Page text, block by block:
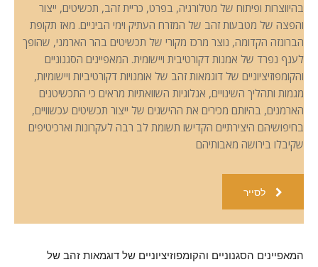
בהיווצרות ופיתוח של מטלורגיה, בפרט, כריית זהב, תכשיטים, ייצור
והפצה של מטבעות זהב של המזרח העתיק וימי הביניים. מאז תקופת
הברונזה הקדומה, נוצר מרכז מקורי של תכשיטים בהר הארמני, שהופך
לענף נפרד של אמנות דקורטיבית ויישומית. המאפיינים הסגנוניים
והקומפוזיציוניים של דוגמאות זהב של אומנויות דקורטיביות ויישומיות,
מגמות ותהליך השינויים, אנלוגיות השוואתיות מראים כי התכשיטנים
הארמנים, בהיותם מכירים את ההישגים של ייצור תכשיטים עכשוויים,
בחיפושיהם היצירתיים הקדישו תשומת לב רבה לעקרונות וארכיטיפים
שקיבלו בירושה מאבותיהם
לסייר
המאפיינים הסגנוניים והקומפוזיציוניים של דוגמאות זהב של